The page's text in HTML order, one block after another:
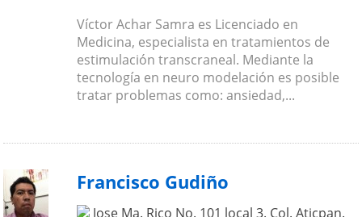
Víctor Achar Samra es Licenciado en
Medicina, especialista en tratamientos de
estimulación transcraneal. Mediante la
tecnología en neuro modelación es posible
tratar problemas como: ansiedad,...
Francisco Gudiño
Jose Ma. Rico No. 101 local 3. Col. Aticpan.